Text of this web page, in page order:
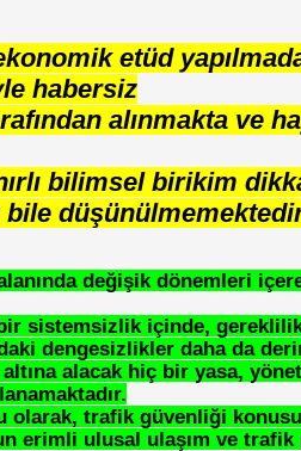
etüd
habersiz
alınmakta ve
bilimsel birikim
bile
değişik dönemleri
sistemsizlik içinde,
dengesizlikler daha da
alacak hiç bir yasa,
olarak, trafik güvenliği
erimli ulusal ulaşım ve trafik